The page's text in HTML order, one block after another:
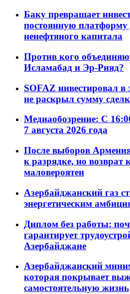
Баку превращает
постоянную платформу
ненефтяного капитала
Против кого
Исламабад и Эр-Рияд?
SOFAZ инвестировал в
не раскрыл сумму
Медиаобозрение: С
7 августа 2026 года
После выборов
к разрядке, но возврат
маловероятен
Азербайджанский газ
энергетическим
Диплом без работы:
гарантирует
Азербайджане
Азербайджанский
которая покрывает
самостоятельную жизнь